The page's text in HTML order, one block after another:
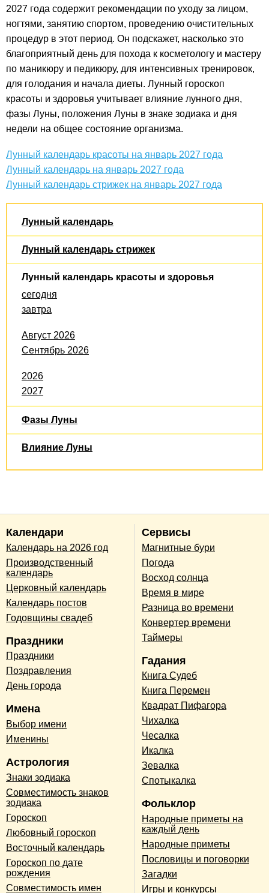
2027 года содержит рекомендации по уходу за лицом,
ногтями, занятию спортом, проведению очистительных
процедур в этот период. Он подскажет, насколько это
благоприятный день для похода к косметологу и мастеру
по маникюру и педикюру, для интенсивных тренировок,
для голодания и начала диеты. Лунный гороскоп
красоты и здоровья учитывает влияние лунного дня,
фазы Луны, положения Луны в знаке зодиака и дня
недели на общее состояние организма.
Лунный календарь красоты на январь 2027 года
Лунный календарь на январь 2027 года
Лунный календарь стрижек на январь 2027 года
Лунный календарь
Лунный календарь стрижек
Лунный календарь красоты и здоровья
сегодня
завтра
Август 2026
Сентябрь 2026
2026
2027
Фазы Луны
Влияние Луны
Календари
Календарь на 2026 год
Производственный
календарь
Церковный календарь
Календарь постов
Годовщины свадеб
Праздники
Праздники
Поздравления
День города
Имена
Выбор имени
Именины
Астрология
Знаки зодиака
Совместимость знаков
зодиака
Гороскоп
Любовный гороскоп
Восточный календарь
Гороскоп по дате
рождения
Совместимость имен
Сервисы
Магнитные бури
Погода
Восход солнца
Время в мире
Разница во времени
Конвертер времени
Таймеры
Гадания
Книга Судеб
Книга Перемен
Квадрат Пифагора
Чихалка
Чесалка
Икалка
Зевалка
Спотыкалка
Фольклор
Народные приметы на
каждый день
Народные приметы
Пословицы и поговорки
Загадки
Игры и конкурсы